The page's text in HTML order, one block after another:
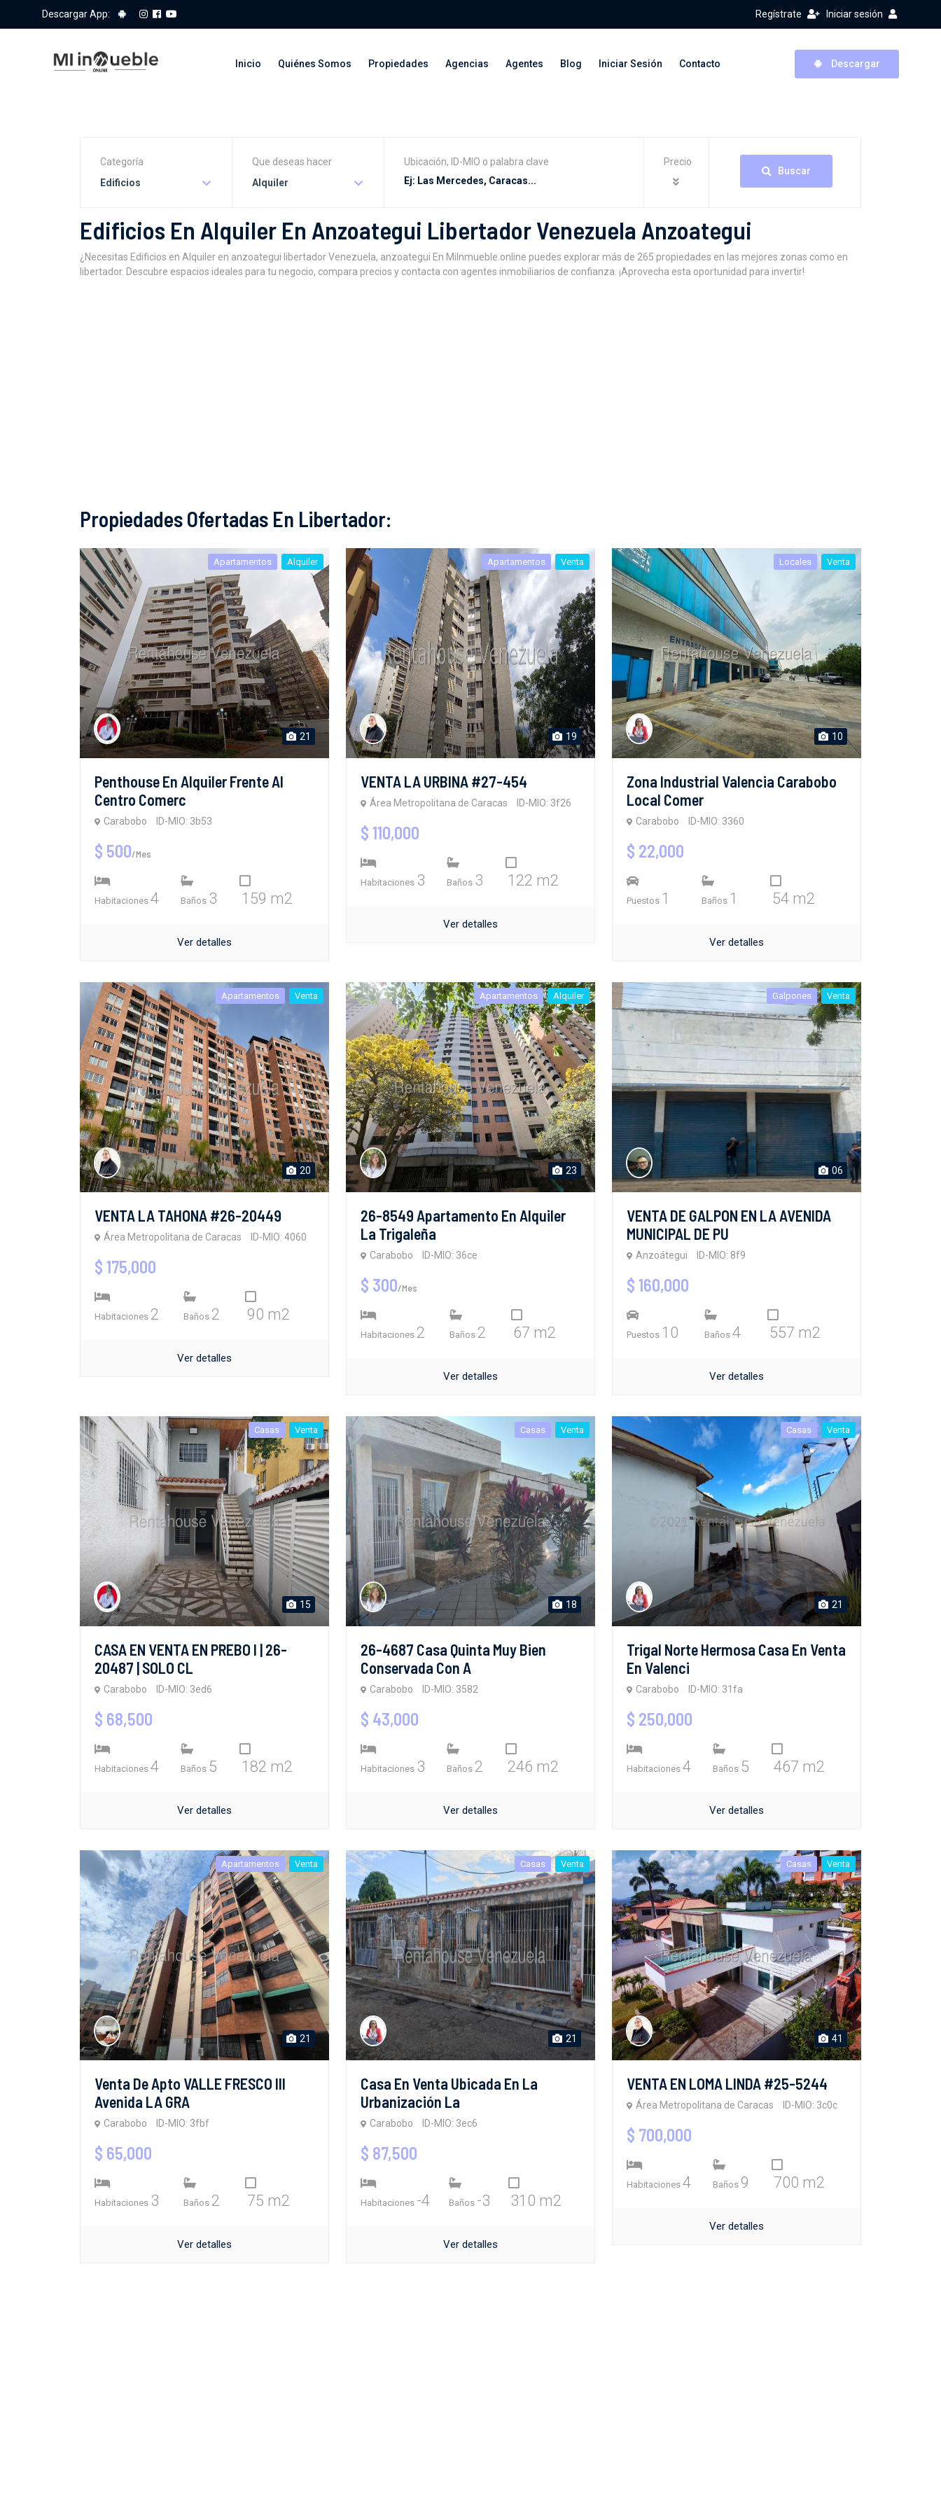
Descargar App: Regístrate Iniciar sesión
Inicio Quiénes Somos Propiedades Agencias Agentes Blog Iniciar Sesión Contacto Descargar
Categoría
Edificios
Que deseas hacer
Alquiler
Ubicación, ID-MIO o palabra clave
Precio
Buscar
Edificios En Alquiler En Anzoategui Libertador Venezuela Anzoategui
¿Necesitas Edificios en Alquiler en anzoategui libertador Venezuela, anzoategui En MiInmueble.online puedes explorar más de 265 propiedades en las mejores zonas como en
libertador. Descubre espacios ideales para tu negocio, compara precios y contacta con agentes inmobiliarios de confianza. ¡Aprovecha esta oportunidad para invertir!
Propiedades Ofertadas En Libertador:
Apartamentos Alquiler
21
Penthouse En Alquiler Frente Al
Centro Comerc
Carabobo ID-MIO: 3b53
$ 500/Mes
Habitaciones 4 Baños 3 159 m2
Ver detalles
Apartamentos Venta
19
VENTA LA URBINA #27-454
Área Metropolitana de Caracas ID-MIO: 3f26
$ 110,000
Habitaciones 3 Baños 3 122 m2
Ver detalles
Locales Venta
10
Zona Industrial Valencia Carabobo
Local Comer
Carabobo ID-MIO: 3360
$ 22,000
Puestos 1 Baños 1 54 m2
Ver detalles
Apartamentos Venta
20
VENTA LA TAHONA #26-20449
Área Metropolitana de Caracas ID-MIO: 4060
$ 175,000
Habitaciones 2 Baños 2 90 m2
Ver detalles
Apartamentos Alquiler
23
26-8549 Apartamento En Alquiler
La Trigaleña
Carabobo ID-MIO: 36ce
$ 300/Mes
Habitaciones 2 Baños 2 67 m2
Ver detalles
Galpones Venta
06
VENTA DE GALPON EN LA AVENIDA
MUNICIPAL DE PU
Anzoátegui ID-MIO: 8f9
$ 160,000
Puestos 10 Baños 4 557 m2
Ver detalles
Casas Venta
15
CASA EN VENTA EN PREBO I | 26-
20487 | SOLO CL
Carabobo ID-MIO: 3ed6
$ 68,500
Habitaciones 4 Baños 5 182 m2
Ver detalles
Casas Venta
18
26-4687 Casa Quinta Muy Bien
Conservada Con A
Carabobo ID-MIO: 3582
$ 43,000
Habitaciones 3 Baños 2 246 m2
Ver detalles
Casas Venta
21
Trigal Norte Hermosa Casa En Venta
En Valenci
Carabobo ID-MIO: 31fa
$ 250,000
Habitaciones 4 Baños 5 467 m2
Ver detalles
Apartamentos Venta
21
Venta De Apto VALLE FRESCO III
Avenida LA GRA
Carabobo ID-MIO: 3fbf
$ 65,000
Habitaciones 3 Baños 2 75 m2
Ver detalles
Casas Venta
21
Casa En Venta Ubicada En La
Urbanización La
Carabobo ID-MIO: 3ec6
$ 87,500
Habitaciones -4 Baños -3 310 m2
Ver detalles
Casas Venta
41
VENTA EN LOMA LINDA #25-5244
Área Metropolitana de Caracas ID-MIO: 3c0c
$ 700,000
Habitaciones 4 Baños 9 700 m2
Ver detalles